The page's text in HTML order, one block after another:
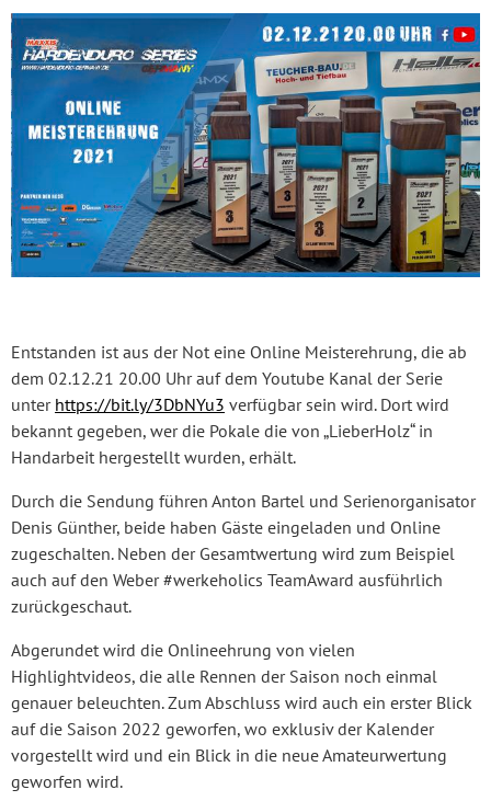
Entstanden ist aus der Not eine Online Meisterehrung, die ab
dem 02.12.21 20.00 Uhr auf dem Youtube Kanal der Serie
unter https://bit.ly/3DbNYu3 verfügbar sein wird. Dort wird
bekannt gegeben, wer die Pokale die von „LieberHolz“ in
Handarbeit hergestellt wurden, erhält.
Durch die Sendung führen Anton Bartel und Serienorganisator
Denis Günther, beide haben Gäste eingeladen und Online
zugeschalten. Neben der Gesamtwertung wird zum Beispiel
auch auf den Weber #werkeholics TeamAward ausführlich
zurückgeschaut.
Abgerundet wird die Onlineehrung von vielen
Highlightvideos, die alle Rennen der Saison noch einmal
genauer beleuchten. Zum Abschluss wird auch ein erster Blick
auf die Saison 2022 geworfen, wo exklusiv der Kalender
vorgestellt wird und ein Blick in die neue Amateurwertung
geworfen wird.